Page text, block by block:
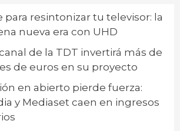
para resintonizar tu televisor: la
nueva era con UHD
de la TDT invertirá más de
de euros en su proyecto
en abierto pierde fuerza:
y Mediaset caen en ingresos